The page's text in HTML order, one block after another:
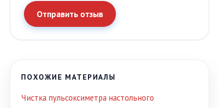
Отправить отзыв
ПОХОЖИЕ МАТЕРИАЛЫ
Чистка пульсоксиметра настольного